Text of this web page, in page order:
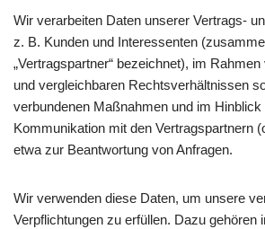
Wir verarbeiten Daten unserer Vertrags-
z. B. Kunden und Interessenten
„Vertragspartner“ bezeichnet), im
und vergleichbaren Rechtsverhältnissen
verbundenen Maßnahmen und im Hinblick
Kommunikation mit den Vertragspartnern
etwa zur Beantwortung von Anfragen.
Wir verwenden diese Daten, um unsere
Verpflichtungen zu erfüllen. Dazu gehören